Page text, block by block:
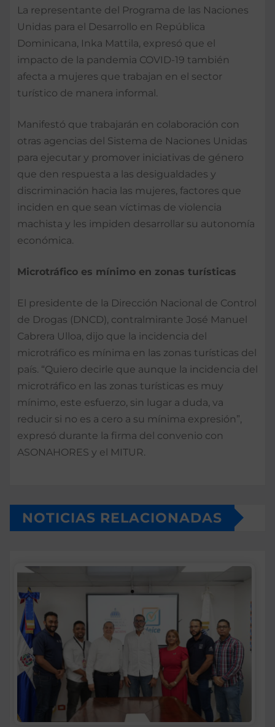
La representante del Programa de las Naciones
Unidas para el Desarrollo en República
Dominicana, Inka Mattila, expresó que el
impacto de la pandemia COVID-19 también
afecta a mujeres que trabajan en el sector
turístico de manera informal.
Manifestó que trabajarán en colaboración con
otras agencias del Sistema de Naciones Unidas
para ejecutar y promover iniciativas de género
que den respuesta a las desigualdades y
discriminación hacia las mujeres, factores que
inciden en que sean víctimas de violencia
machista y les impiden desarrollar su autonomía
económica.
Microtráfico es mínimo en zonas turísticas
El presidente de la Dirección Nacional de Control
de Drogas (DNCD), contralmirante José Manuel
Cabrera Ulloa, dijo que la incidencia del
microtráfico es mínima en las zonas turísticas del
país. “Quiero decirle que aunque la incidencia del
microtráfico en las zonas turísticas es muy
mínimo, este esfuerzo, sin lugar a duda, va
reducir si no es a cero a su mínima expresión”,
expresó durante la firma del convenio con
ASONAHORES y el MITUR.
NOTICIAS RELACIONADAS